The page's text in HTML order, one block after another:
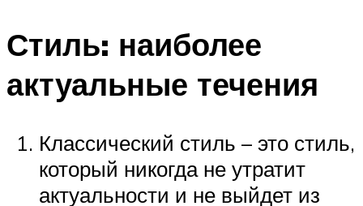
Стиль: наиболее
актуальные течения
Классический стиль – это стиль,
который никогда не утратит
актуальности и не выйдет из